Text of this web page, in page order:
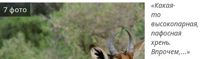
7 фото
«Какая-
то
высокопарная,
пафосная
хрень.
Впрочем,...»